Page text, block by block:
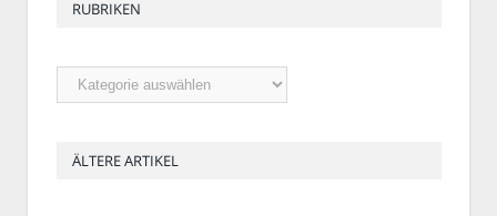
RUBRIKEN
Rubriken
ÄLTERE ARTIKEL